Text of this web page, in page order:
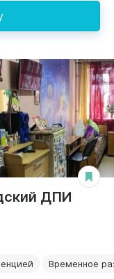
ДПИ
Временное